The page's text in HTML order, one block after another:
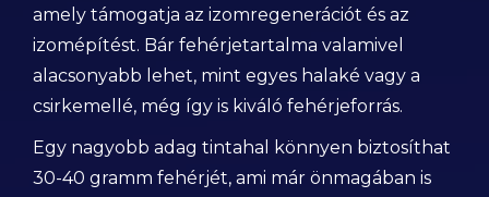
amely támogatja az izomregenerációt és az
izomépítést. Bár fehérjetartalma valamivel
alacsonyabb lehet, mint egyes halaké vagy a
csirkemellé, még így is kiváló fehérjeforrás.
Egy nagyobb adag tintahal könnyen biztosíthat
30-40 gramm fehérjét, ami már önmagában is